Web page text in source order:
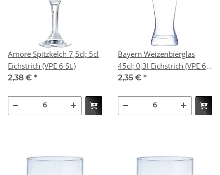
Amore Spitzkelch 7,5cl; 5cl
Eichstrich (VPE 6 St.)
2,38 € *
Bayern Weizenbierglas
45cl; 0,3l Eichstrich (VPE 6
St.)
2,35 € *